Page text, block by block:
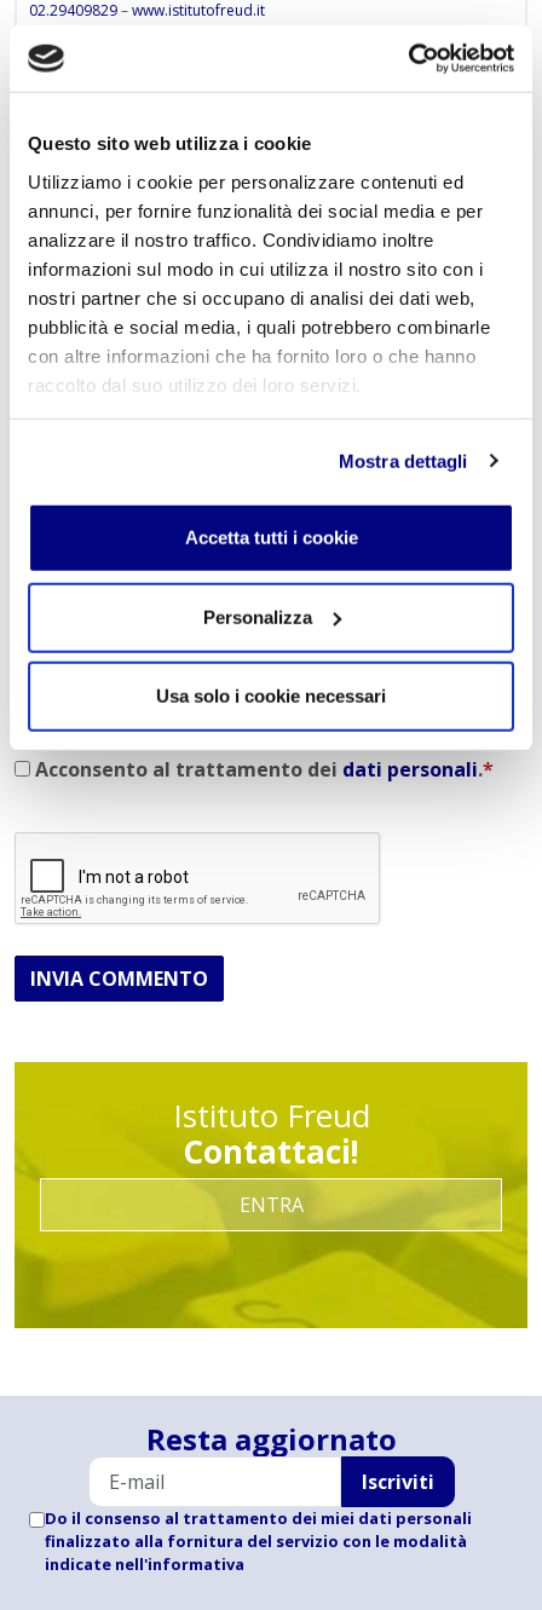
Questo sito web utilizza i cookie
Utilizziamo i cookie per personalizzare contenuti ed
annunci, per fornire funzionalità dei social media e per
analizzare il nostro traffico. Condividiamo inoltre
informazioni sul modo in cui utilizza il nostro sito con i
nostri partner che si occupano di analisi dei dati web,
pubblicità e social media, i quali potrebbero combinarle
con altre informazioni che ha fornito loro o che hanno
raccolto dal suo utilizzo dei loro servizi.
Mostra dettagli
Accetta tutti i cookie
Personalizza
Usa solo i cookie necessari
02.29409829–www.istitutofreud.it
Milano
Scuola Privata Turismo Milano
Liceo delle Scienze Umane
indirizzo Economico Sociale Milano
Contattaci per maggiori informazioni:info@istitutofreud.it
Lascia un commento
L'indirizzo email non verrà pubblicato. I campi
obbligatori sono contrassegnati con *
Nome*
Acconsento al trattamento dei dati personali.*
INVIA COMMENTO
Istituto Freud
Contattaci!
ENTRA
Resta aggiornato
Iscriviti
Do il consenso al trattamento dei miei dati personali
finalizzato alla fornitura del servizio con le modalità
indicate nell'informativa